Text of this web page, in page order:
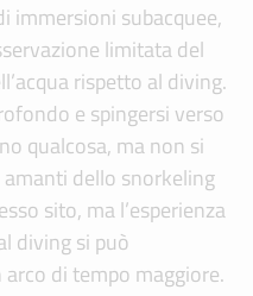
immersioni subacquee,
limitata del
rispetto al diving.
e spingersi verso
qualcosa, ma non si
dello snorkeling
sito, ma l’esperienza
diving si può
di tempo maggiore.